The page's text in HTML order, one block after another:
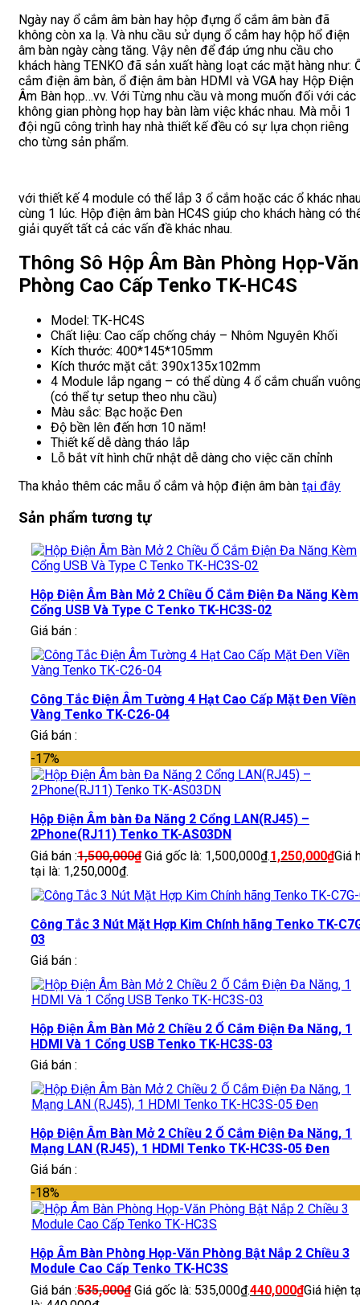
Ngày nay ổ cắm âm bàn hay hộp đựng ổ cắm âm bàn đã
không còn xa lạ. Và nhu cầu sử dụng ổ cắm hay hộp hổ điện
âm bàn ngày càng tăng. Vậy nên để đáp ứng nhu cầu cho
khách hàng TENKO đã sản xuất hàng loạt các mặt hàng như:
cắm điện âm bàn, ổ điện âm bàn HDMI và VGA hay Hộp Điện
Âm Bàn họp…vv. Với Từng nhu cầu và mong muốn đối với các
không gian phòng họp hay bàn làm việc khác nhau. Mà mỗi 1
đội ngũ công trình hay nhà thiết kế đều có sự lựa chọn riêng
cho từng sản phẩm.
với thiết kế 4 module có thể lắp 3 ổ cắm hoặc các ổ khác
cùng 1 lúc. Hộp điện âm bàn HC4S giúp cho khách hàng có
giải quyết tất cả các vấn đề khác nhau.
Thông Sô Hộp Âm Bàn Phòng Họp-Văn
Phòng Cao Cấp Tenko TK-HC4S
Model: TK-HC4S
Chất liệu: Cao cấp chống cháy – Nhôm Nguyên Khối
Kích thước: 400*145*105mm
Kích thước mặt cắt: 390x135x102mm
4 Module lắp ngang – có thể dùng 4 ổ cắm chuẩn
(có thể tự setup theo nhu cầu)
Màu sắc: Bạc hoặc Đen
Độ bền lên đến hơn 10 năm!
Thiết kế dễ dàng tháo lắp
Lỗ bắt vít hình chữ nhật dễ dàng cho việc căn chỉnh
Tha khảo thêm các mẫu ổ cắm và hộp điện âm bàn tại đây
Sản phẩm tương tự
Hộp Điện Âm Bàn Mở 2 Chiều Ổ Cắm Điện Đa Năng Kèm
Cổng USB Và Type C Tenko TK-HC3S-02
Giá bán :
Công Tắc Điện Âm Tường 4 Hạt Cao Cấp Mặt Đen Viền
Vàng Tenko TK-C26-04
Giá bán :
-17%
Hộp Điện Âm bàn Đa Năng 2 Cổng LAN(RJ45) –
2Phone(RJ11) Tenko TK-AS03DN
Giá bán :1,500,000₫ Giá gốc là: 1,500,000₫.1,250,000₫Giá
tại là: 1,250,000₫.
Công Tắc 3 Nút Mặt Hợp Kim Chính hãng Tenko TK-
03
Giá bán :
Hộp Điện Âm Bàn Mở 2 Chiều 2 Ổ Cắm Điện Đa Năng, 1
HDMI Và 1 Cổng USB Tenko TK-HC3S-03
Giá bán :
Hộp Điện Âm Bàn Mở 2 Chiều 2 Ổ Cắm Điện Đa Năng, 1
Mạng LAN (RJ45), 1 HDMI Tenko TK-HC3S-05 Đen
Giá bán :
-18%
Hộp Âm Bàn Phòng Họp-Văn Phòng Bật Nắp 2 Chiều 3
Module Cao Cấp Tenko TK-HC3S
Giá bán :535,000₫ Giá gốc là: 535,000₫.440,000₫Giá hiện